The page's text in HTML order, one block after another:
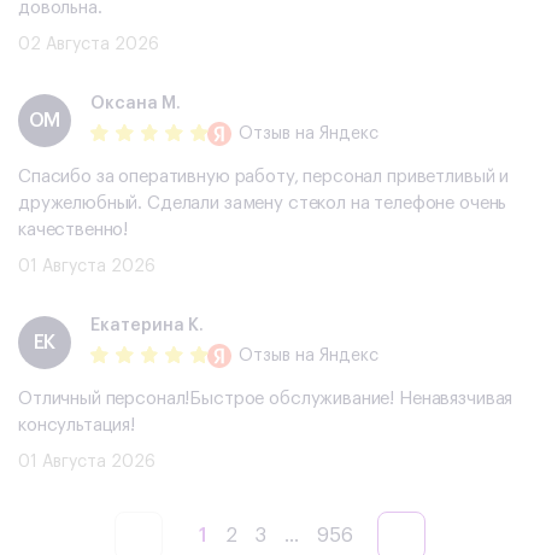
довольна.
02 Августа 2026
ОМ
Оксана М.
Отзыв на Яндекс
Спасибо за оперативную работу, персонал приветливый и
дружелюбный. Сделали замену стекол на телефоне очень
качественно!
01 Августа 2026
ЕК
Екатерина К.
Отзыв на Яндекс
Отличный персонал!Быстрое обслуживание! Ненавязчивая
консультация!
01 Августа 2026
1 2 3 ... 956